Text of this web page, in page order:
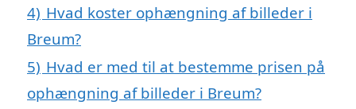
4) Hvad koster ophængning af billeder i
Breum?
5) Hvad er med til at bestemme prisen på
ophængning af billeder i Breum?